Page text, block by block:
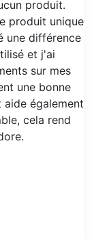
produit.
produit unique
une différence
et j'ai
sur mes
une bonne
également
cela rend